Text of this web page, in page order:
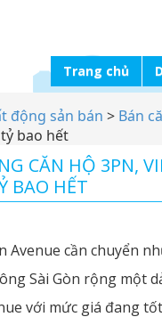
Trang chủ
động sản bán > Bán
bao hết
CĂN HỘ 3PN,
BAO HẾT
Avenue cần chuyển
Sài Gòn rộng một
với mức giá đang